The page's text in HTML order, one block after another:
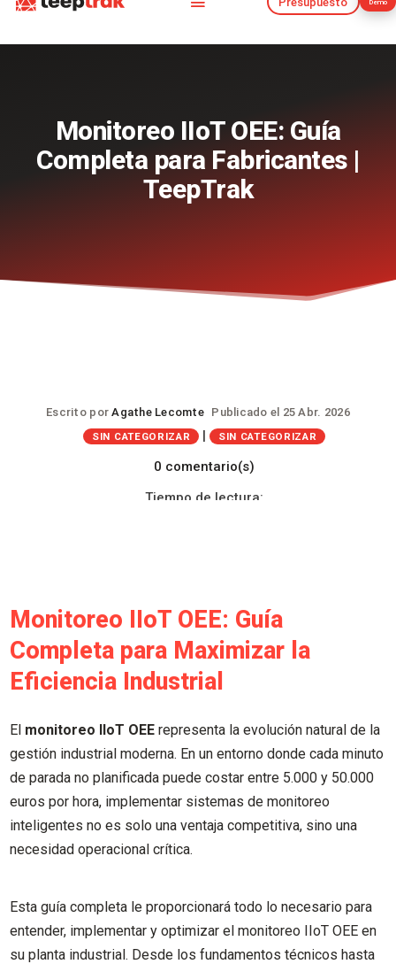
Demo
Presupuesto Demo
Monitoreo IIoT OEE: Guía
Completa para Fabricantes |
TeepTrak
Escrito porAgathe Lecomte Publicado el 25 Abr. 2026
SIN CATEGORIZAR | SIN CATEGORIZAR
0 comentario(s)
Tiempo de lectura:
Monitoreo IIoT OEE: Guía
Completa para Maximizar la
Eficiencia Industrial
El monitoreo IIoT OEE representa la evolución natural de la
gestión industrial moderna. En un entorno donde cada minuto
de parada no planificada puede costar entre 5.000 y 50.000
euros por hora, implementar sistemas de monitoreo
inteligentes no es solo una ventaja competitiva, sino una
necesidad operacional crítica.
Esta guía completa le proporcionará todo lo necesario para
entender, implementar y optimizar el monitoreo IIoT OEE en
su planta industrial. Desde los fundamentos técnicos hasta